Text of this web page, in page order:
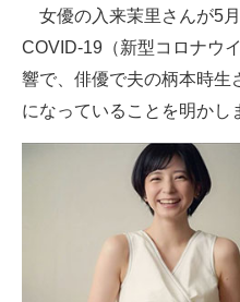
ITの今と未来を見通す
スマホと通信の最新トレンド
進化するPCとデバイスの未来
好きが集まる 比べて選べる
ビジネスと働き方のヒント
AI活用のいまが分かる
女優の入来茉里さんが5月
COVID-19（新型コロナウ
響で、俳優で夫の柄本時生
になっていることを明かし